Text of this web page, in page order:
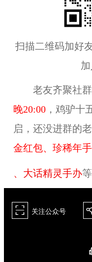
扫描二维码加好
老友齐聚社
晚20:00，鸡驴十
启，还没进群的
金红包、 珍稀年
、 大话精灵手办
򰀁 关注公众号